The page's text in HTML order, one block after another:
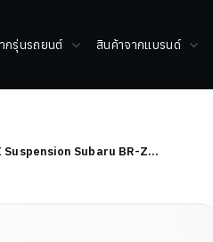
กรุ่นรถยนต์ สินค้าจากแบรนด์
Suspension Subaru BR-Z…